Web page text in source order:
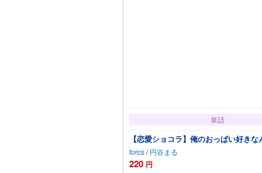
単話
【恋愛ショコラ】俺のおっぱい好き
forcs/ 円谷まる
220 円